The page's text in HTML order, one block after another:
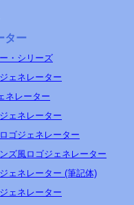
ター
・シリーズ
ェネレーター
ネレーター
ェネレーター
ゴジェネレーター
ズ風ロゴジェネレーター
ェネレーター (筆記体)
ェネレーター